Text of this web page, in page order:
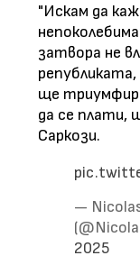
"Искам да
затвора не
ще
да се плати,
Саркози.
—
2025